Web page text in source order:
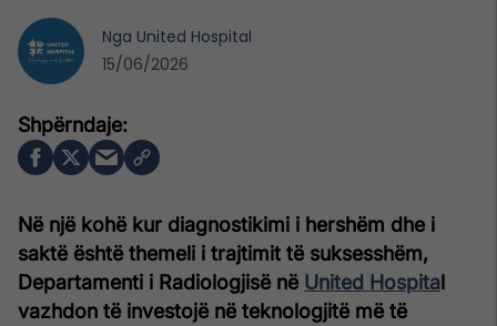
Në një kohë kur diagnostikimi i hershëm dhe i
saktë është themeli i trajtimit të suksesshëm,
Departamenti i Radiologjisë në United Hospita
vazhdon të investojë në teknologjitë më të
Nga United Hospital
15/06/2026